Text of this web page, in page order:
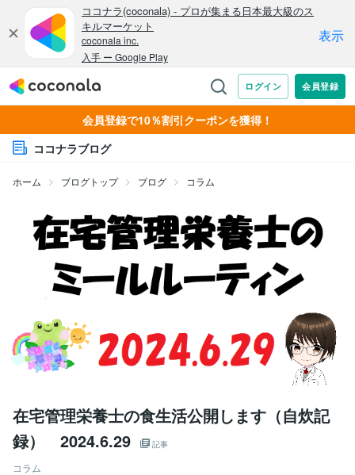
会員登録で10％割引クーポンを獲得！
ココナラブログ
ホーム ブログトップ ブログ コラム
在宅管理栄養士の食生活公開します（自炊記
録） 2024.6.29
記事
コラム